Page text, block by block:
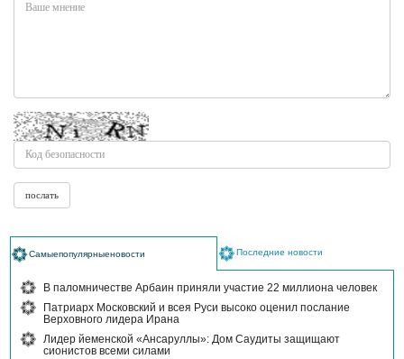
Самыепопулярныеновости Последние новости
В паломничестве Арбаин приняли участие 22 миллиона человек
Патриарх Московский и всея Руси высоко оценил послание
Верховного лидера Ирана
Лидер йеменской «Ансаруллы»: Дом Саудиты защищают
сионистов всеми силами